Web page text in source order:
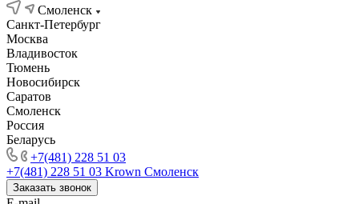
Смоленск
Санкт-Петербург
Москва
Владивосток
Тюмень
Новосибирск
Саратов
Смоленск
Россия
Беларусь
+7(481) 228 51 03
+7(481) 228 51 03 Krown Смоленск
Заказать звонок